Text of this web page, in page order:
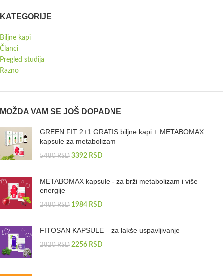
KATEGORIJE
Biljne kapi
Članci
Pregled studija
Razno
MOŽDA VAM SE JOŠ DOPADNE
GREEN FIT 2+1 GRATIS biljne kapi + METABOMAX
kapsule za metabolizam
5480RSD 3392 RSD
METABOMAX kapsule - za brži metabolizam i više
energije
2480RSD 1984 RSD
FITOSAN KAPSULE – za lakše uspavljivanje
2820RSD 2256 RSD